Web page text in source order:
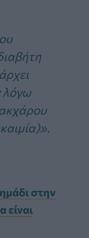
λόγω
στην
είναι